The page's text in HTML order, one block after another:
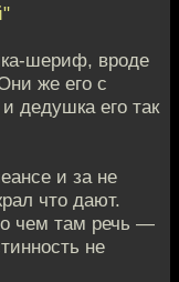
шериф, вроде
же его с
дедушка его так
и за не
что дают.
чем там речь —
не